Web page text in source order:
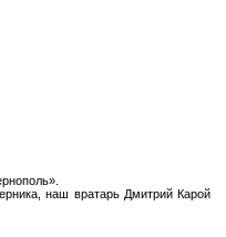
наш вратарь Дмитрий Карой